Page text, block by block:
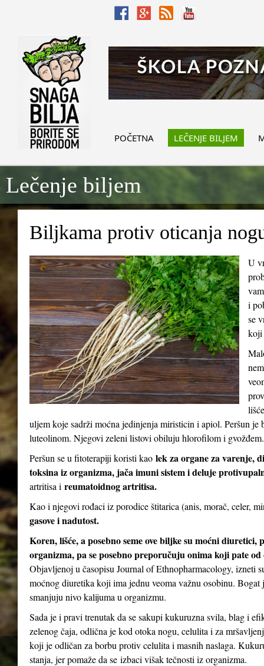
POČETNA LEČENJE BILJEM
Lečenje biljem
Biljkama protiv oticanja
U
i
se
koji
uljem koje sadrži moćna jedinjenja miristicin i apiol. Peršun
luteolinom. Njegovi zeleni listovi obiluju hlorofilom i gvožđem.
Peršun se u fitoterapiji koristi kao lek za organe za varenje,
toksina iz organizma, jača imuni sistem i deluje
artritisa i reumatoidnog artritisa.
Kao i njegovi rođaci iz porodice štitarica (anis, morač, celer,
gasove i nadutost.
Koren, lišće, a posebno seme ove biljke su moćni diuretici,
organizma, pa se posebno preporučuju onima koji pate
Objavljenoj u časopisu Journal of Ethnopharmacology, izneti
moćnog diuretika koji ima jednu veoma važnu osobinu.
smanjuju nivo kalijuma u ​​organizmu.
Sada je i pravi trenutak da se sakupi kukuruzna svila, blag i
zelenog čaja, odlična je kod otoka nogu, celulita i za
koji je odličan za borbu protiv celulita i masnih naslaga.
stanja, jer pomaže da se izbaci višak tečnosti iz organizma.